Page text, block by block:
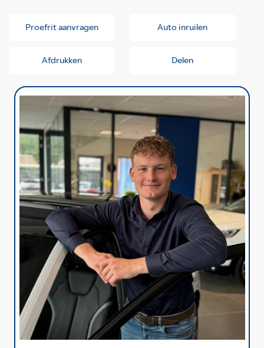
Proefrit aanvragen Auto inruilen
Afdrukken Delen